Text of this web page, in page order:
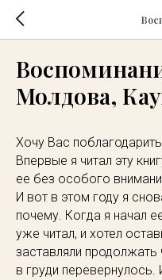
Молдова,
Хочу Вас
Впервые я читал эту
ее без особого
И вот в этом году я
почему. Когда я начал
уже читал, и хотел
заставляли продолжать
в груди перевернулось.